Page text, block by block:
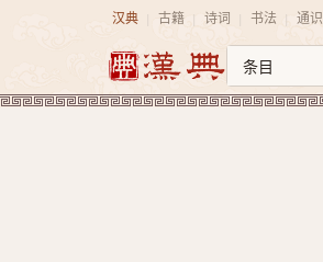
汉典 古籍 诗词 书法 通识